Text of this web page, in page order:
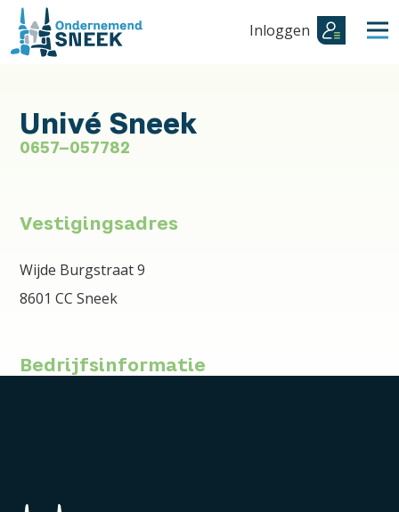
Inloggen
Univé Sneek
0657-057782
Vestigingsadres
Wijde Burgstraat 9
8601 CC Sneek
Bedrijfsinformatie